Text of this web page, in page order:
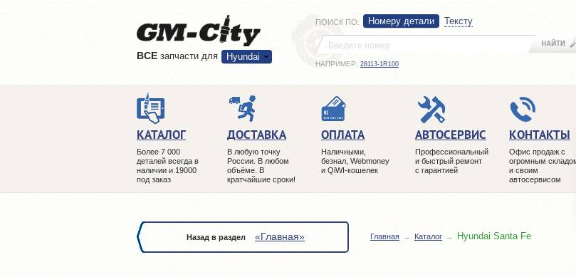
ВCE запчасти для Hyundai
ПОИСК ПО: Номеру детали Тексту
НАПРИМЕР: 28113-1R100
КАТАЛОГ
Более 7 000
деталей всегда в
наличии и 19000
под заказ
ДОСТАВКА
В любую точку
России. В любом
объёме. В
кратчайшие сроки!
ОПЛАТА
Наличными,
безнал, Webmoney
и QiWI-кошелек
АВТОСЕРВИС
Профессиональный
и быстрый ремонт
с гарантией
КОНТАКТЫ
Офис продаж с
огромным
и своим
автосервисом
Назад в раздел «Главная» Главная Каталог Hyundai Santa Fe